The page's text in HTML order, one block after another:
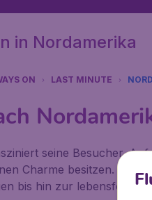
in Nordamerika
ON LAST MINUTE
seine Besucher.
Charme besitzen. Auf
bis hin zur